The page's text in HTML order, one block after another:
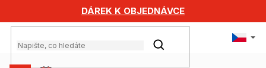
obsah
DÁREK K OBJEDNÁVCE
HLEDAT